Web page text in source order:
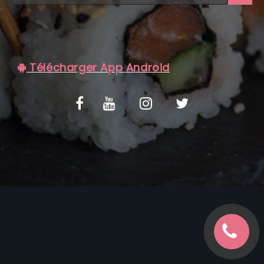
C.G.V
Télécharger App Android